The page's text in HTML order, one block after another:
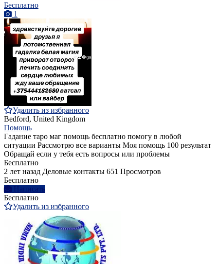
Бесплатно
1
Удалить из избранного
Bedford, United Kingdom
Помощь
Гадание таро маг помощь бесплатно помогу в любой
ситуации Рассмотрю все варианты Моя помощь 100 результат
Обращай если у тебя есть вопросы или проблемы
Бесплатно
2 лет назад Деловые контакты 651 Просмотров
Бесплатно
Написать
Бесплатно
Удалить из избранного